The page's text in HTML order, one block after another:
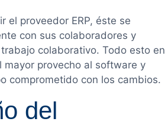
el proveedor ERP, éste se
con sus colaboradores y
colaborativo. Todo esto en
mayor provecho al software y
comprometido con los cambios.
del